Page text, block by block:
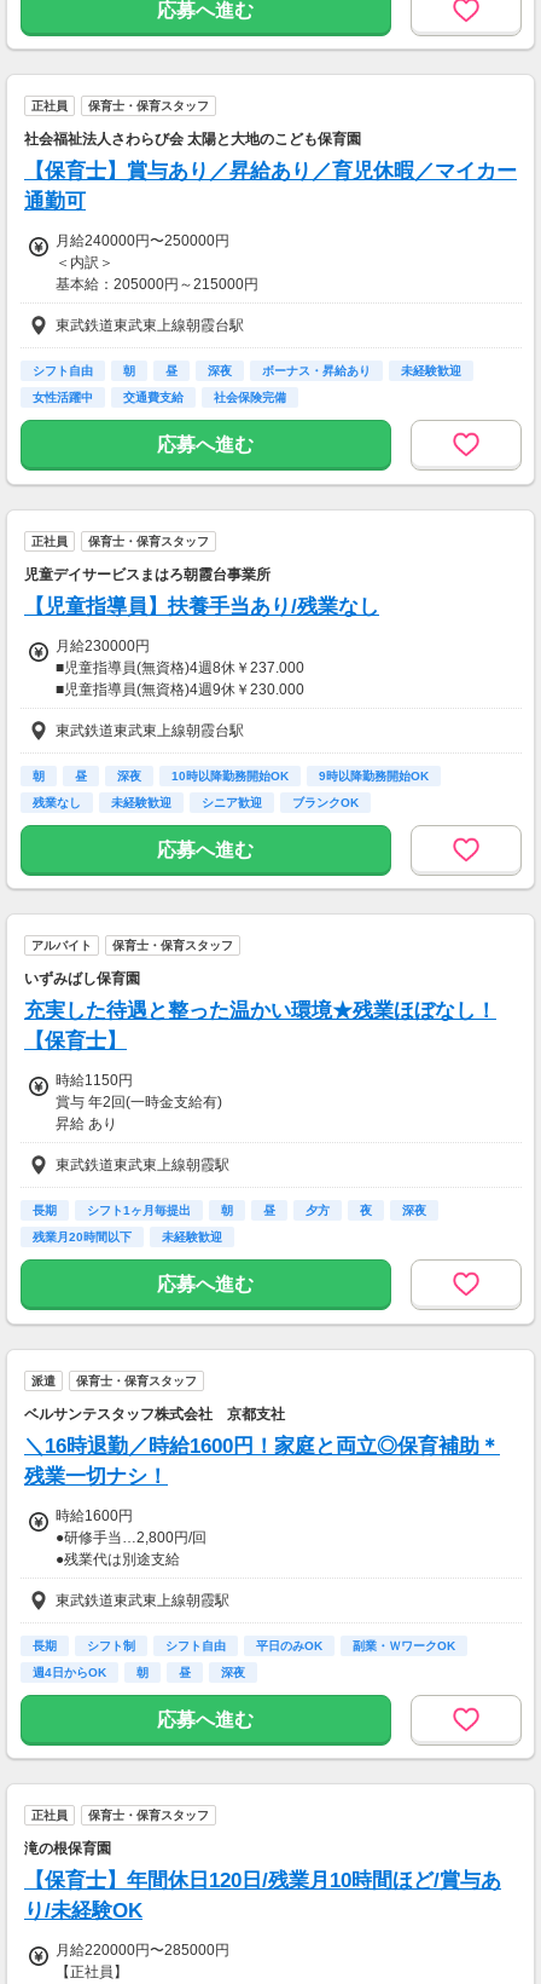
◆日払い・週払いOK！
※シフト・勤務時間・業務内容により時給の変動あり
全額支給
応募へ進む
正社員 保育士・保育スタッフ
社会福祉法人さわらび会 太陽と大地のこども保育園
【保育士】賞与あり／昇給あり／育児休暇／マイカー
通勤可
月給240000円〜250000円
＜内訳＞
基本給：205000円～215000円
処遇改善手当：35000円
■経験により応相談
■昇給あり
■賞与年2回
提携物件：30000円
他物件事業所より2km未満：20000円
他物件事業所より2km以上：5000円
一部支給
東武鉄道東武東上線朝霞台駅
シフト自由 朝 昼 深夜 ボーナス・昇給あり
未経験歓迎
女性活躍中
交通費支給 社会保険完備
応募へ進む
正社員 保育士・保育スタッフ
児童デイサービスまはろ朝霞台事業所
【児童指導員】扶養手当あり/残業なし
月給230000円
■児童指導員(無資格)4週8休￥237.000
■児童指導員(無資格)4週9休￥230.000
【4週8休】
保育士・介護福祉士￥254.000
看護師・公認心理士・社会福祉士￥266.000
PT・OT・ST￥287.000
保育士・介護福祉士￥247.000
看護師・公認心理士・社会福祉士￥259.000
【交通費】
一部支給
東武鉄道東武東上線朝霞台駅
朝 昼 深夜 10時以降勤務開始OK
9時以降勤務開始OK
残業なし
未経験歓迎 シニア歓迎 ブランクOK
応募へ進む
アルバイト 保育士・保育スタッフ
いずみばし保育園
充実した待遇と整った温かい環境★残業ほぼなし！
【保育士】
時給1150円
賞与 年2回(一時金支給有)
昇給 あり
【交通費】
一部支給
東武鉄道東武東上線朝霞駅
長期 シフト1ヶ月毎提出 朝 昼 夕方 夜
深夜
残業月20時間以下
未経験歓迎
応募へ進む
派遣 保育士・保育スタッフ
ベルサンテスタッフ株式会社 京都支社
＼16時退勤／時給1600円！家庭と両立◎保育補助＊
残業一切ナシ！
時給1600円
●研修手当…2,800円/回
●残業代は別途支給
（残業は基本ありません）
【交通費】
全額支給
東武鉄道東武東上線朝霞駅
長期 シフト制 シフト自由 平日のみOK
副業・ＷワークOK
週4日からOK
朝 昼 深夜
応募へ進む
正社員 保育士・保育スタッフ
滝の根保育園
【保育士】年間休日120日/残業月10時間ほど/賞与あ
り/未経験OK
月給220000円〜285000円
【正社員】